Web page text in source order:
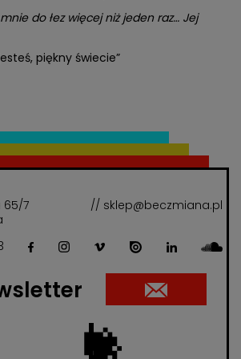
mnie do łez więcej niż jeden raz… Jej
piękny świecie”
65/7
// sklep@beczmiana.pl